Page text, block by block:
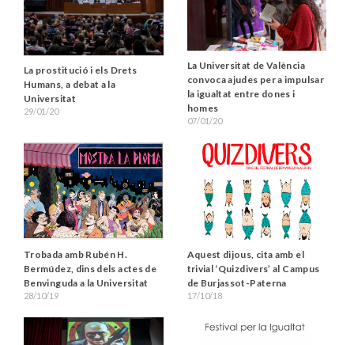
La prostitució i els Drets
Humans, a debat a la
Universitat
29/01/20
La Universitat de València
convoca ajudes per a impulsar
la igualtat entre dones i
homes
07/01/20
Trobada amb Rubén H.
Bermúdez, dins dels actes de
Benvinguda a la Universitat
28/10/19
Aquest dijous, cita amb el
trivial ‘Quizdivers’ al Campus
de Burjassot-Paterna
17/10/18